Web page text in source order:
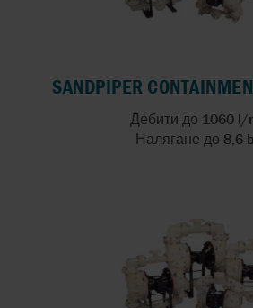
SANDPIPER
Дебити до 1060 l/
Налягане до 8,6